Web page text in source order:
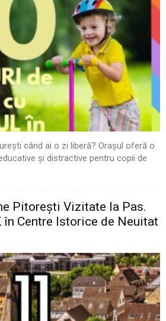
când ai o zi liberă? Orașul oferă o
și distractive pentru copii de
Pitoreşti Vizitate la Pas.
Centre Istorice de Neuitat